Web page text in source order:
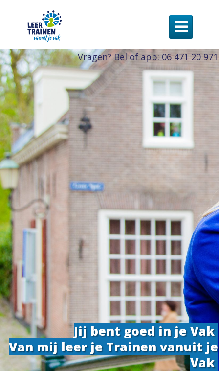

Vragen? Bel of app: 06 471 20 971
Jij bent goed in je Vak
Van mij leer je Trainen vanuit je
Vak